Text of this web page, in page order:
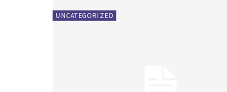
UNCATEGORIZED